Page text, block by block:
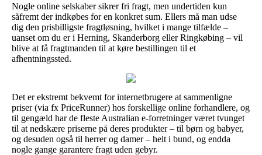
Nogle online selskaber sikrer fri fragt, men undertiden kun
såfremt der indkøbes for en konkret sum. Ellers må man udse
dig den prisbilligste fragtløsning, hvilket i mange tilfælde –
uanset om du er i Herning, Skanderborg eller Ringkøbing – vil
blive at få fragtmanden til at køre bestillingen til et
afhentningssted.
Det er ekstremt bekvemt for internetbrugere at sammenligne
priser (via fx PriceRunner) hos forskellige online forhandlere, og
til gengæld har de fleste Australian e-forretninger været tvunget
til at nedskære priserne på deres produkter – til børn og babyer,
og desuden også til herrer og damer – helt i bund, og endda
nogle gange garantere fragt uden gebyr.